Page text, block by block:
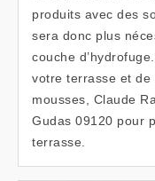
produits avec des
sera donc plus
couche
votre terrasse et
mousses, Claude
Gudas 09120 pour
terrasse.